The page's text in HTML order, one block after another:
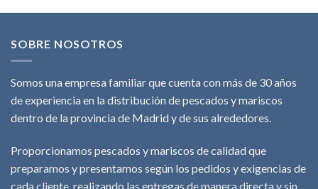
SOBRE NOSOTROS
Somos una empresa familiar que cuenta con más de 30 años
de experiencia en la distribución de pescados y mariscos
dentro de la provincia de Madrid y de sus alrededores.
Proporcionamos pescados y mariscos de calidad que
preparamos y presentamos según los pedidos y exigencias de
cada cliente, realizando las entregas de manera directa y sin